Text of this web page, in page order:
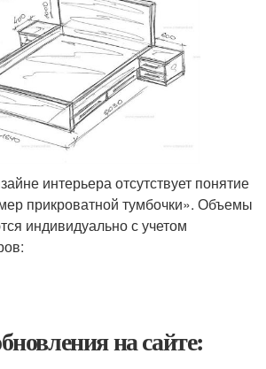
интерьера отсутствует понятие
прикроватной тумбочки». Объемы
индивидуально с учетом
на сайте: